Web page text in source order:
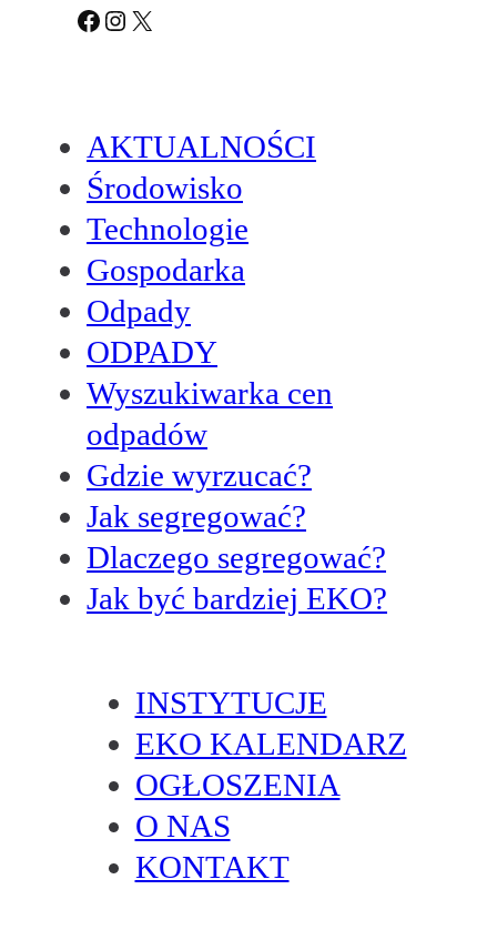
Facebook Instagram X
AKTUALNOŚCI
Środowisko
Technologie
Gospodarka
Odpady
ODPADY
Wyszukiwarka cen
odpadów
Gdzie wyrzucać?
Jak segregować?
Dlaczego segregować?
Jak być bardziej EKO?
INSTYTUCJE
EKO KALENDARZ
OGŁOSZENIA
O NAS
KONTAKT